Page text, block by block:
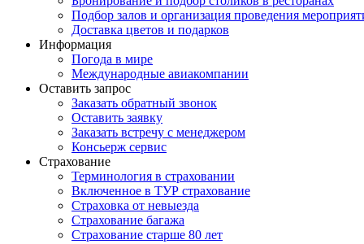
Подбор залов и организация проведения
Доставка цветов и подарков
Информация
Погода в мире
Международные авиакомпании
Оставить запрос
Заказать обратный звонок
Оставить заявку
Заказать встречу с менеджером
Консьерж сервис
Страхование
Терминология в страховании
Включенное в ТУР страхование
Страховка от невыезда
Страхование багажа
Страхование старше 80 лет